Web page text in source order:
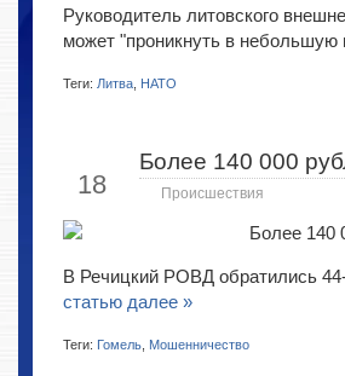
Руководитель литовского
может "проникнуть в небольшую
Теги: Литва НАТО
18
Более 140 000
Происшествия
В Речицкий РОВД обратились
статью далее »
Теги: Гомель Мошенничество